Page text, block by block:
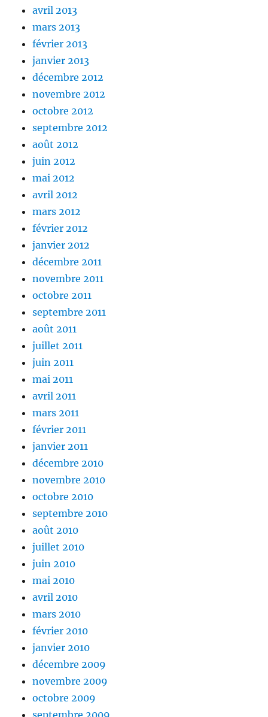
avril 2013
mars 2013
février 2013
janvier 2013
décembre 2012
novembre 2012
octobre 2012
septembre 2012
août 2012
juin 2012
mai 2012
avril 2012
mars 2012
février 2012
janvier 2012
décembre 2011
novembre 2011
octobre 2011
septembre 2011
août 2011
juillet 2011
juin 2011
mai 2011
avril 2011
mars 2011
février 2011
janvier 2011
décembre 2010
novembre 2010
octobre 2010
septembre 2010
août 2010
juillet 2010
juin 2010
mai 2010
avril 2010
mars 2010
février 2010
janvier 2010
décembre 2009
novembre 2009
octobre 2009
septembre 2009